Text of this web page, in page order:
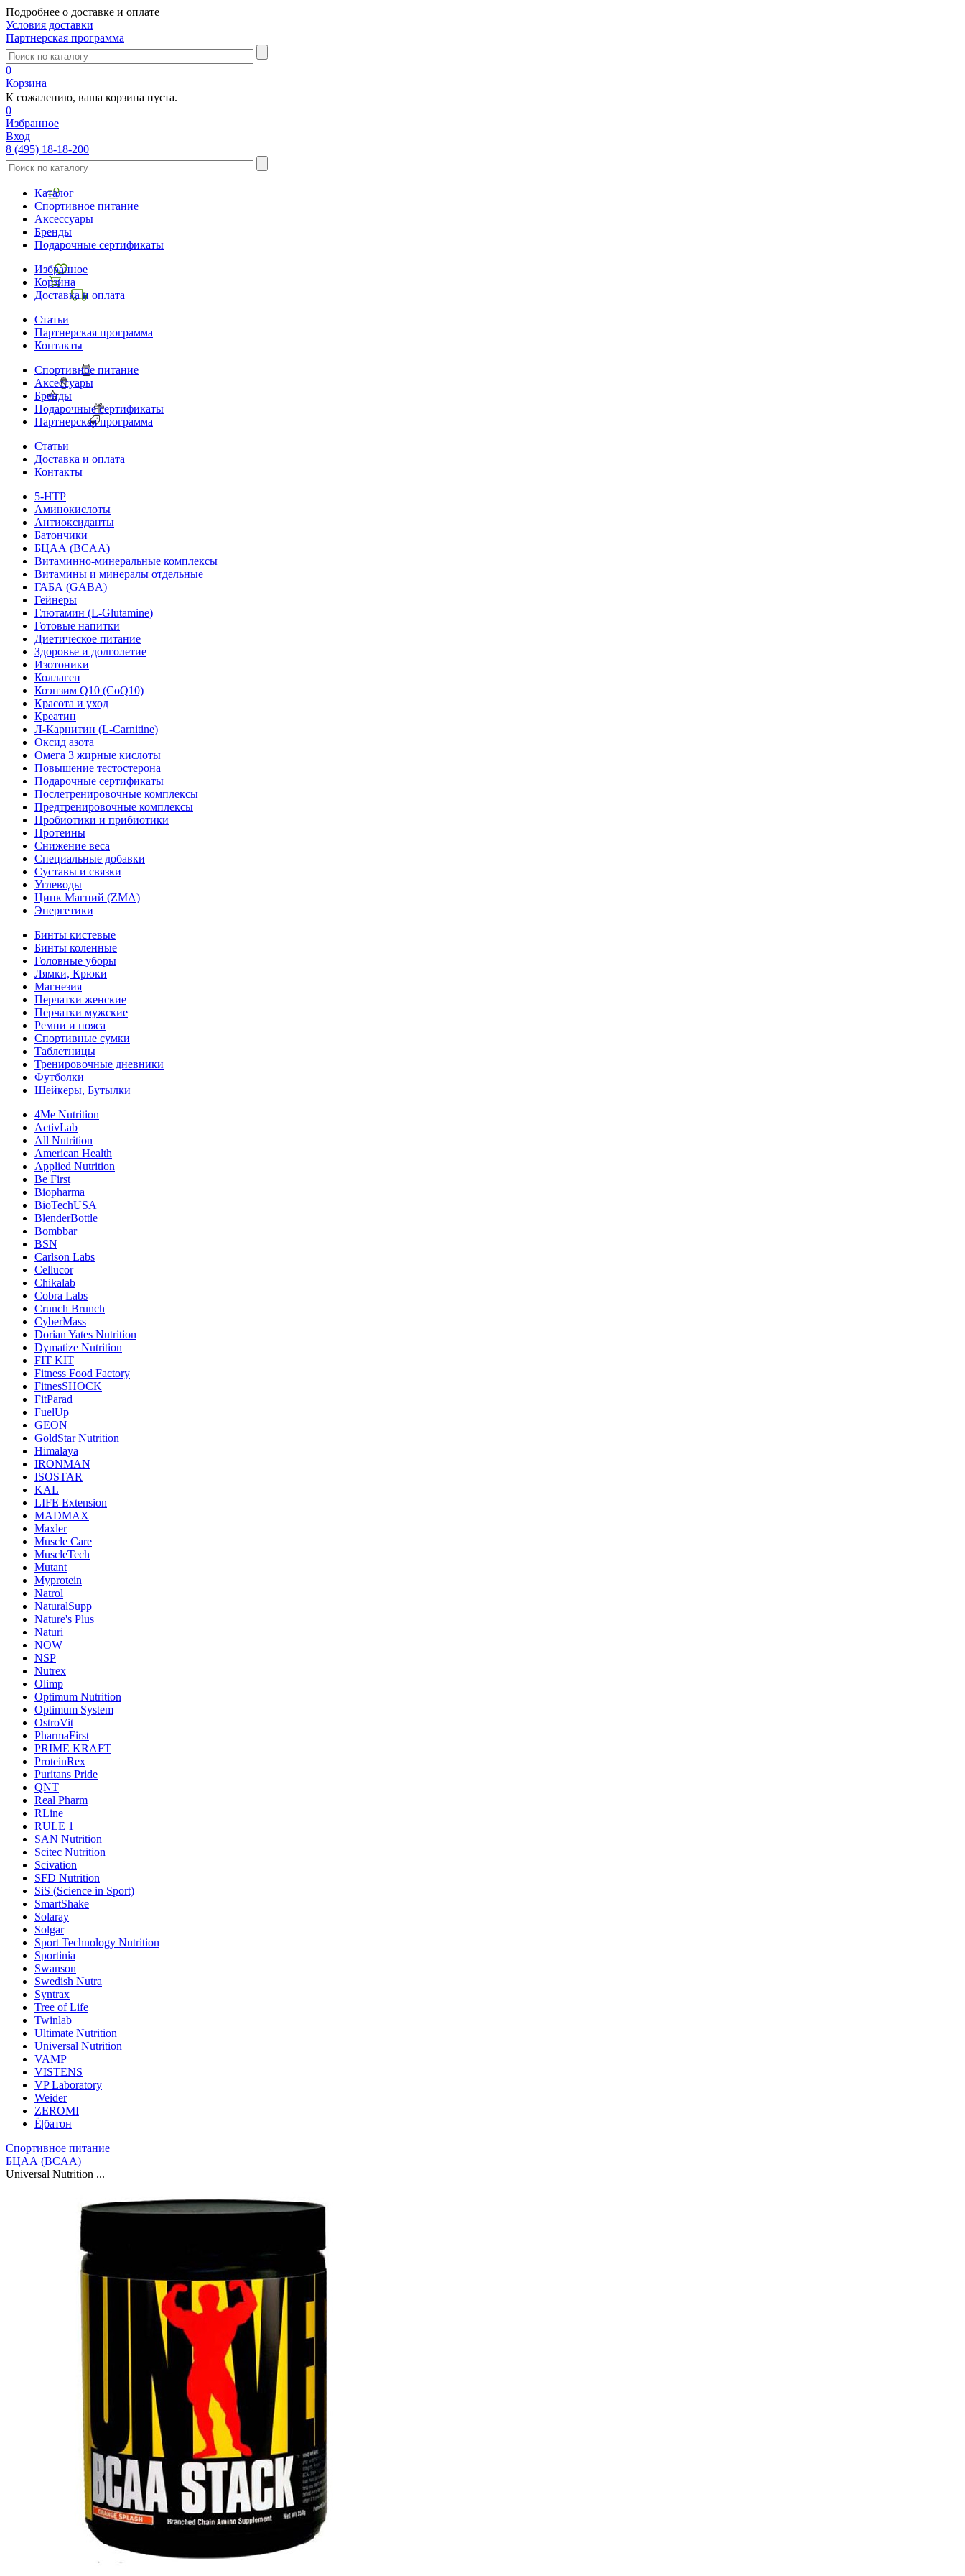
Подробнее о доставке и оплате
Условия доставки
Партнерская программа
0
Корзина
К сожалению, ваша корзина пуста.
0
Избранное
Вход
8 (495) 18-18-200
Каталог
Спортивное питание
Аксессуары
Бренды
Подарочные сертификаты
Избранное
Корзина
Доставка и оплата
Статьи
Партнерская программа
Контакты
Спортивное питание
Аксессуары
Бренды
Подарочные сертификаты
Партнерская программа
Статьи
Доставка и оплата
Контакты
5-HTP
Аминокислоты
Антиоксиданты
Батончики
БЦАА (BCAA)
Витаминно-минеральные комплексы
Витамины и минералы отдельные
ГАБА (GABA)
Гейнеры
Глютамин (L-Glutamine)
Готовые напитки
Диетическое питание
Здоровье и долголетие
Изотоники
Коллаген
Коэнзим Q10 (CoQ10)
Красота и уход
Креатин
Л-Карнитин (L-Сarnitine)
Оксид азота
Омега 3 жирные кислоты
Повышение тестостерона
Подарочные сертификаты
Послетренировочные комплексы
Предтренировочные комплексы
Пробиотики и прибиотики
Протеины
Снижение веса
Специальные добавки
Суставы и связки
Углеводы
Цинк Магний (ZMA)
Энергетики
Бинты кистевые
Бинты коленные
Головные уборы
Лямки, Крюки
Магнезия
Перчатки женские
Перчатки мужские
Ремни и пояса
Спортивные сумки
Таблетницы
Тренировочные дневники
Футболки
Шейкеры, Бутылки
4Me Nutrition
ActivLab
All Nutrition
American Health
Applied Nutrition
Be First
Biopharma
BioTechUSA
BlenderBottle
Bombbar
BSN
Carlson Labs
Cellucor
Chikalab
Cobra Labs
Crunch Brunch
CyberMass
Dorian Yates Nutrition
Dymatize Nutrition
FIT KIT
Fitness Food Factory
FitnesSHOCK
FitParad
FuelUp
GEON
GoldStar Nutrition
Himalaya
IRONMAN
ISOSTAR
KAL
LIFE Extension
MADMAX
Maxler
Muscle Care
MuscleTech
Mutant
Myprotein
Natrol
NaturalSupp
Nature's Plus
Naturi
NOW
NSP
Nutrex
Olimp
Optimum Nutrition
Optimum System
OstroVit
PharmaFirst
PRIME KRAFT
ProteinRex
Puritans Pride
QNT
Real Pharm
RLine
RULE 1
SAN Nutrition
Scitec Nutrition
Scivation
SFD Nutrition
SiS (Science in Sport)
SmartShake
Solaray
Solgar
Sport Technology Nutrition
Sportinia
Swanson
Swedish Nutra
Syntrax
Tree of Life
Twinlab
Ultimate Nutrition
Universal Nutrition
VAMP
VISTENS
VP Laboratory
Weider
ZEROMI
Ё|батон
Спортивное питание
БЦАА (BCAA)
Universal Nutrition ...